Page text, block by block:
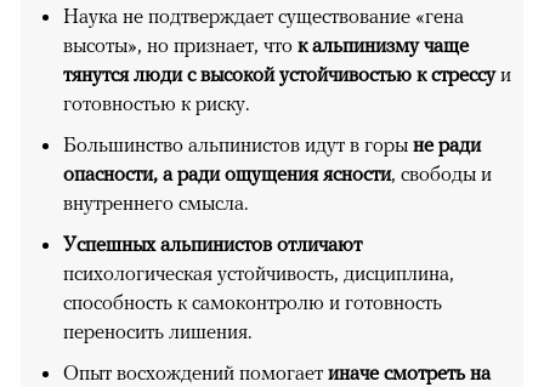
Наука не подтверждает существование «гена
высоты», но признает, что к альпинизму чаще
тянутся люди с высокой устойчивостью к стрессуи
готовностью к риску.
Большинство альпинистов идут в горы не ради
опасности, а ради ощущения ясности, свободы и
внутреннего смысла.
Успешных альпинистов отличают
психологическая устойчивость, дисциплина,
способность к самоконтролю и готовность
переносить лишения.
Опыт восхождений помогает иначе смотреть на